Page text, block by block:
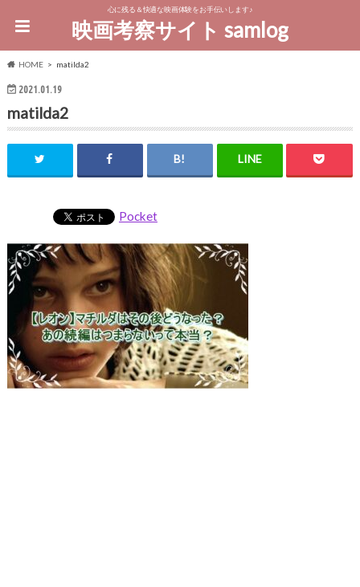
心に残る＆快適な映画体験をお手伝いします♪
映画考察サイト samlog
HOME matilda2
2021.01.19
matilda2
Pocket